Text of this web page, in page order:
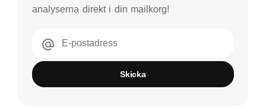
analyserna direkt i din mailkorg!
E-postadress
Skicka